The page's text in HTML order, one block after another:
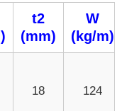
t2
(mm)
W
(kg/m)
18 124